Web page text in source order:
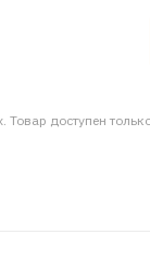
Товар доступен